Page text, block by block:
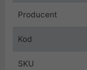
Producent
Kod
SKU